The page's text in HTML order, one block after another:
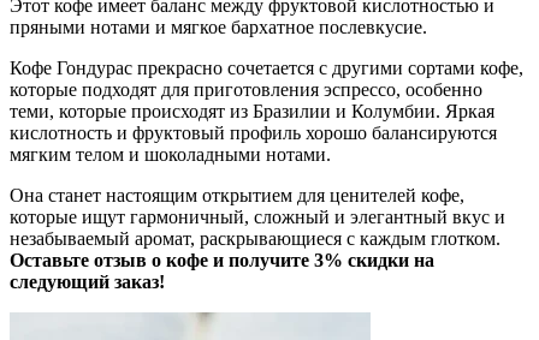
Этот кофе имеет баланс между фруктовой кислотностью и
пряными нотами и мягкое бархатное послевкусие.
Кофе Гондурас прекрасно сочетается с другими сортами кофе,
которые подходят для приготовления эспрессо, особенно
теми, которые происходят из Бразилии и Колумбии. Яркая
кислотность и фруктовый профиль хорошо балансируются
мягким телом и шоколадными нотами.
Она станет настоящим открытием для ценителей кофе,
которые ищут гармоничный, сложный и элегантный вкус и
незабываемый аромат, раскрывающиеся с каждым глотком.
Оставьте отзыв о кофе и получите 3% скидки на
следующий заказ!